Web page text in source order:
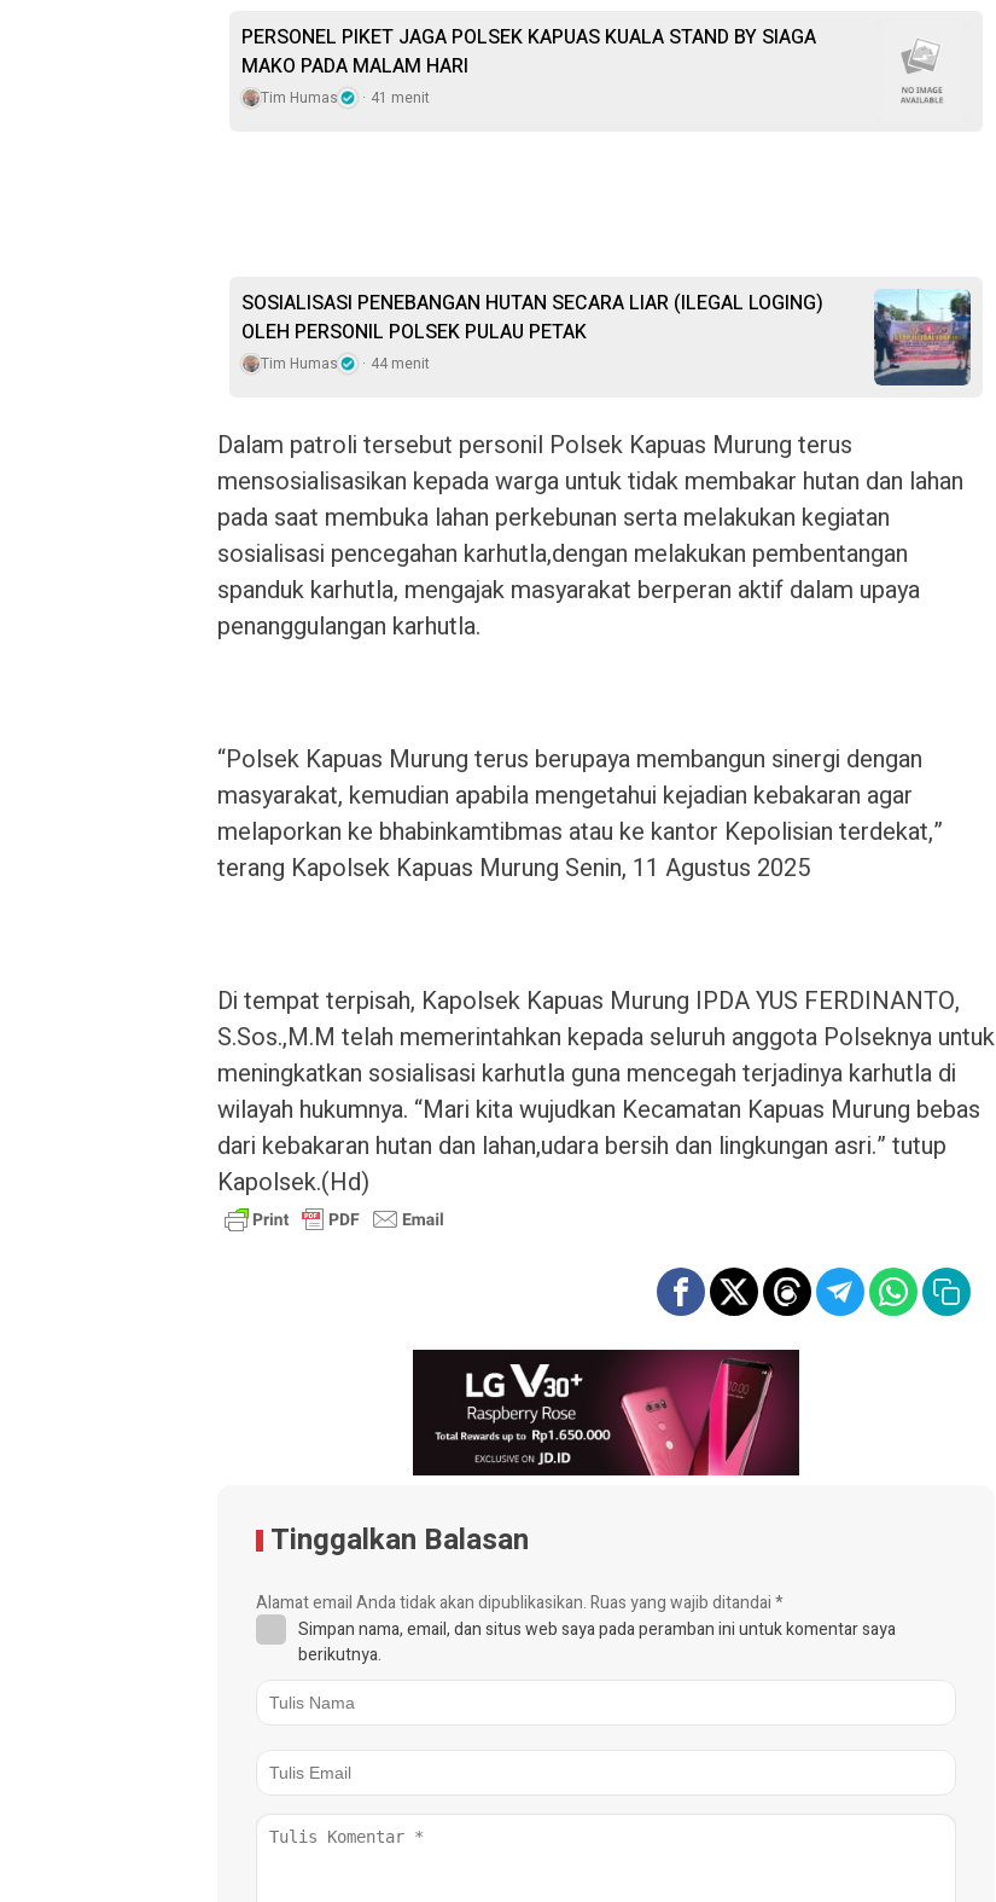
PERSONEL PIKET JAGA POLSEK KAPUAS KUALA STAND BY SIAGA
MAKO PADA MALAM HARI
Tim Humas 41 menit
SOSIALISASI PENEBANGAN HUTAN SECARA LIAR (ILEGAL LOGING)
OLEH PERSONIL POLSEK PULAU PETAK
Tim Humas 44 menit
Dalam patroli tersebut personil Polsek Kapuas Murung terus
mensosialisasikan kepada warga untuk tidak membakar hutan dan lahan
pada saat membuka lahan perkebunan serta melakukan kegiatan
sosialisasi pencegahan karhutla,dengan melakukan pembentangan
spanduk karhutla, mengajak masyarakat berperan aktif dalam upaya
penanggulangan karhutla.
“Polsek Kapuas Murung terus berupaya membangun sinergi dengan
masyarakat, kemudian apabila mengetahui kejadian kebakaran agar
melaporkan ke bhabinkamtibmas atau ke kantor Kepolisian terdekat,”
terang Kapolsek Kapuas Murung Senin, 11 Agustus 2025
Di tempat terpisah, Kapolsek Kapuas Murung IPDA YUS FERDINANTO,
S.Sos.,M.M telah memerintahkan kepada seluruh anggota Polseknya untuk
meningkatkan sosialisasi karhutla guna mencegah terjadinya karhutla di
wilayah hukumnya. “Mari kita wujudkan Kecamatan Kapuas Murung bebas
dari kebakaran hutan dan lahan,udara bersih dan lingkungan asri.” tutup
Kapolsek.(Hd)
Tinggalkan Balasan
Alamat email Anda tidak akan dipublikasikan.Ruas yang wajib ditandai*
Simpan nama, email, dan situs web saya pada peramban ini untuk komentar saya
berikutnya.